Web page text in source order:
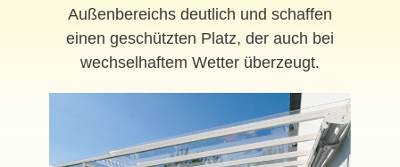
Außenbereichs deutlich und schaffen
einen geschützten Platz, der auch bei
wechselhaftem Wetter überzeugt.